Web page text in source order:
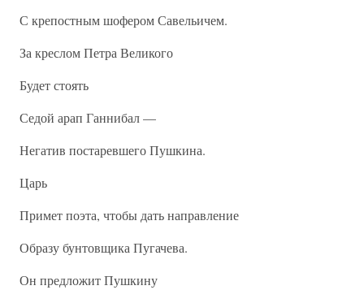
С крепостным шофером Савельичем.
За креслом Петра Великого
Будет стоять
Седой арап Ганнибал —
Негатив постаревшего Пушкина.
Царь
Примет поэта, чтобы дать направление
Образу бунтовщика Пугачева.
Он предложит Пушкину